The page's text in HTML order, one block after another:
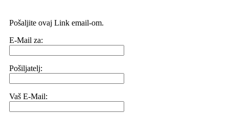
Pošaljite ovaj Link email-om.
E-Mail za:
Pošiljatelj:
Vaš E-Mail: